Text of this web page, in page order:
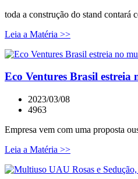
toda a construção do stand
Leia a Matéria >>
Eco Ventures Brasil
2023/03/08
4963
Empresa vem com uma proposta
Leia a Matéria >>